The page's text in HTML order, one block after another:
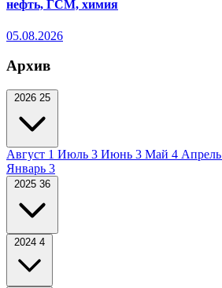
нефть, ГСМ, химия
05.08.2026
Архив
2026 25
Август 1 Июль 3 Июнь 3 Май 4 Апрель
Январь 3
2025 36
2024 4